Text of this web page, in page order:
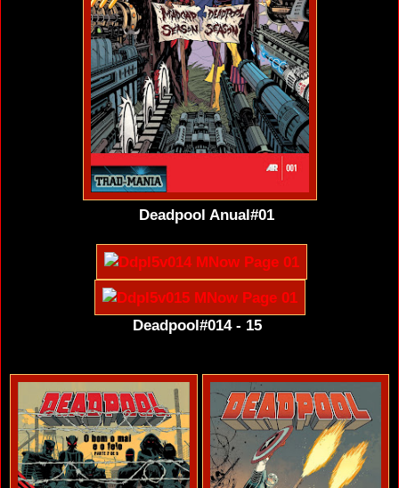
Deadpool Anual#01
Deadpool#014 - 15